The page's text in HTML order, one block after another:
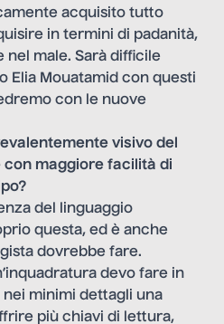
acquisito tutto
in termini di padanità,
nel male. Sarà difficile
Elia Mouatamid con questi
con le nuove
visivo del
maggiore facilità di
del linguaggio
questa, ed è anche
dovrebbe fare.
devo fare in
minimi dettagli una
più chiavi di lettura,